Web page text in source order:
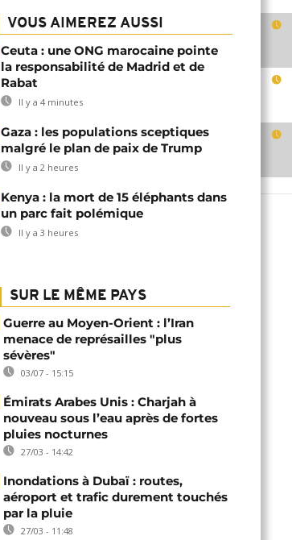
VOUS AIMEREZ AUSSI
Ceuta : une ONG marocaine pointe
la responsabilité de Madrid et de
Rabat
Il y a 4 minutes
Gaza : les populations sceptiques
malgré le plan de paix de Trump
Il y a 2 heures
Kenya : la mort de 15 éléphants dans
un parc fait polémique
Il y a 3 heures
SUR LE MÊME PAYS
Guerre au Moyen-Orient : l’Iran
menace de représailles "plus
sévères"
03/07 - 15:15
Émirats Arabes Unis : Charjah à
nouveau sous l’eau après de fortes
pluies nocturnes
27/03 - 14:42
Inondations à Dubaï : routes,
aéroport et trafic durement touchés
par la pluie
27/03 - 11:48